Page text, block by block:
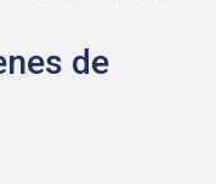
de